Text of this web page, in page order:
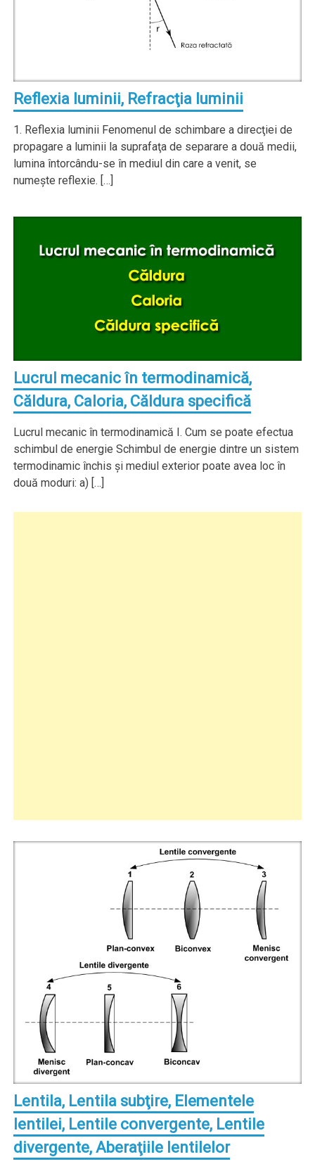
Reflexia luminii, Refracţia luminii
1. Reflexia luminii Fenomenul de schimbare a direcţiei de
propagare a luminii la suprafaţa de separare a două medii,
lumina întorcându-se în mediul din care a venit, se
numeşte reflexie. […]
Lucrul mecanic în termodinamică,
Căldura, Caloria, Căldura specifică
Lucrul mecanic în termodinamică I. Cum se poate efectua
schimbul de energie Schimbul de energie dintre un sistem
termodinamic închis şi mediul exterior poate avea loc în
două moduri: a) […]
Lentila, Lentila subţire, Elementele
lentilei, Lentile convergente, Lentile
divergente, Aberaţiile lentilelor